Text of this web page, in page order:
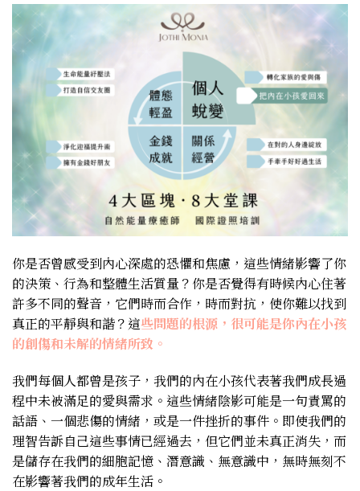
你是否曾感受到內心深處的恐懼和焦慮，這些情緒影響了你
的決策、行為和整體生活質量？你是否覺得有時候內心住著
許多不同的聲音，它們時而合作，時而對抗，使你難以找到
真正的平靜與和諧？這些問題的根源，很可能是你內在小孩
的創傷和未解的情緒所致。
我們每個人都曾是孩子，我們的內在小孩代表著我們成長過
程中未被滿足的愛與需求。這些情緒陰影可能是一句責罵的
話語、一個悲傷的情緒，或是一件挫折的事件。即使我們的
理智告訴自己這些事情已經過去，但它們並未真正消失，而
是儲存在我們的細胞記憶、潛意識、無意識中，無時無刻不
在影響著我們的成年生活。